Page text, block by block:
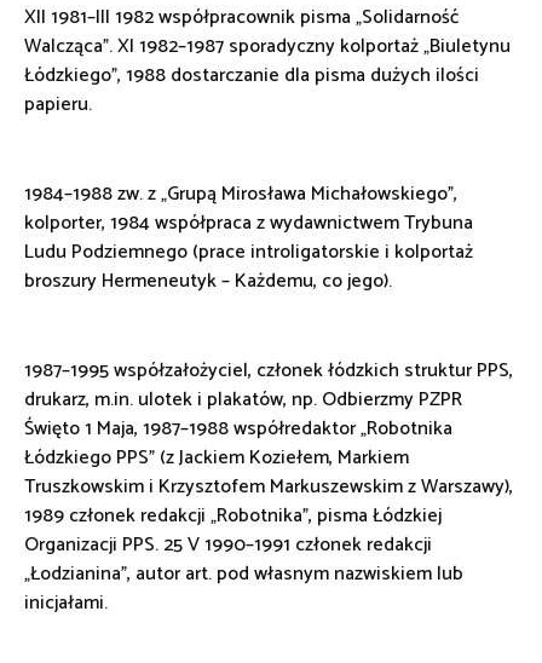
XII 1981–III 1982 współpracownik pisma „Solidarność
Walcząca”. XI 1982–1987 sporadyczny kolportaż „Biuletynu
Łódzkiego”, 1988 dostarczanie dla pisma dużych ilości
papieru.
1984–1988 zw. z „Grupą Mirosława Michałowskiego”,
kolporter, 1984 współpraca z wydawnictwem Trybuna
Ludu Podziemnego (prace introligatorskie i kolportaż
broszury Hermeneutyk – Każdemu, co jego).
1987–1995 współzałożyciel, członek łódzkich struktur PPS,
drukarz, m.in. ulotek i plakatów, np. Odbierzmy PZPR
Święto 1 Maja, 1987–1988 współredaktor „Robotnika
Łódzkiego PPS” (z Jackiem Koziełem, Markiem
Truszkowskim i Krzysztofem Markuszewskim z Warszawy),
1989 członek redakcji „Robotnika”, pisma Łódzkiej
Organizacji PPS. 25 V 1990–1991 członek redakcji
„Łodzianina”, autor art. pod własnym nazwiskiem lub
inicjałami.